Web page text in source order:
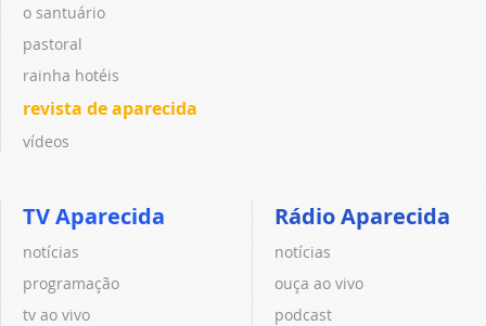
o santuário
pastoral
rainha hotéis
revista de aparecida
vídeos
TV Aparecida
notícias
programação
tv ao vivo
Rádio Aparecida
notícias
ouça ao vivo
podcast